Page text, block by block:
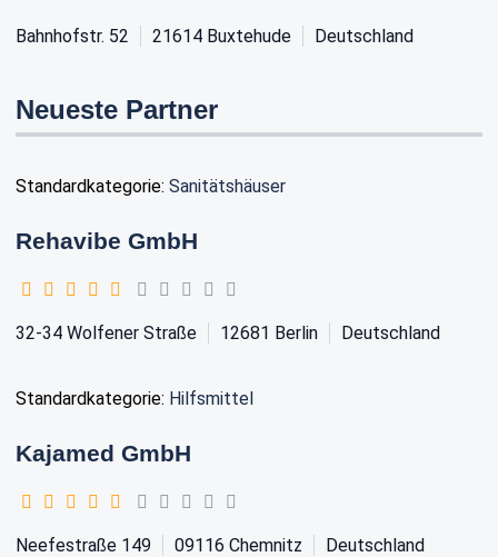
Bahnhofstr. 52 21614 Buxtehude Deutschland
Neueste Partner
Standardkategorie: Sanitätshäuser
Rehavibe GmbH
32-34 Wolfener Straße 12681 Berlin Deutschland
Standardkategorie: Hilfsmittel
Kajamed GmbH
Neefestraße 149 09116 Chemnitz Deutschland